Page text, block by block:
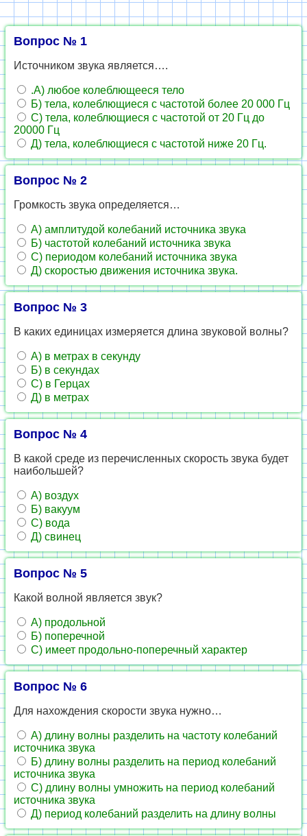
Вопрос № 1
Источником звука является….
.А) любое колеблющееся тело
Б) тела, колеблющиеся с частотой более 20 000 Гц
С) тела, колеблющиеся с частотой от 20 Гц до
20000 Гц
Д) тела, колеблющиеся с частотой ниже 20 Гц.
Вопрос № 2
Громкость звука определяется…
А) амплитудой колебаний источника звука
Б) частотой колебаний источника звука
С) периодом колебаний источника звука
Д) скоростью движения источника звука.
Вопрос № 3
В каких единицах измеряется длина звуковой волны?
А) в метрах в секунду
Б) в секундах
С) в Герцах
Д) в метрах
Вопрос № 4
В какой среде из перечисленных скорость звука будет
наибольшей?
А) воздух
Б) вакуум
С) вода
Д) свинец
Вопрос № 5
Какой волной является звук?
А) продольной
Б) поперечной
С) имеет продольно-поперечный характер
Вопрос № 6
Для нахождения скорости звука нужно…
А) длину волны разделить на частоту колебаний
источника звука
Б) длину волны разделить на период колебаний
источника звука
С) длину волны умножить на период колебаний
источника звука
Д) период колебаний разделить на длину волны